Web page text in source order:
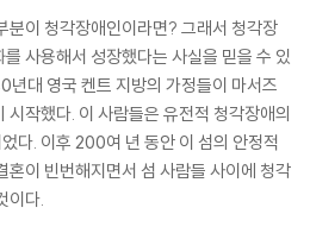
분이 청각장애인이라면? 그래서 청각장
사용해서 성장했다는 사실을 믿을 수 있
대 영국 켄트 지방의 가정들이 마서즈
시작했다. 이 사람들은 유전적 청각장애의
다. 이후 200여 년 동안 이 섬의 안정적
혼이 빈번해지면서 섬 사람들 사이에 청각
이다.